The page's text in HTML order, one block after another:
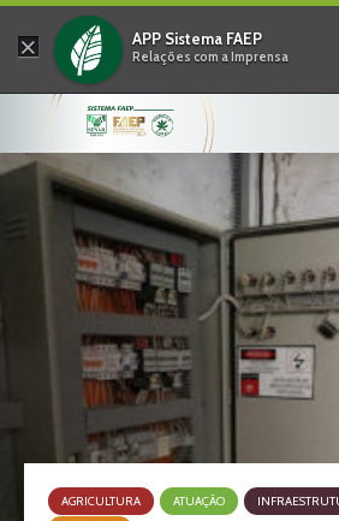
× APP Sistema FAEP
Relações com a Imprensa
AGRICULTURA ATUAÇÃO